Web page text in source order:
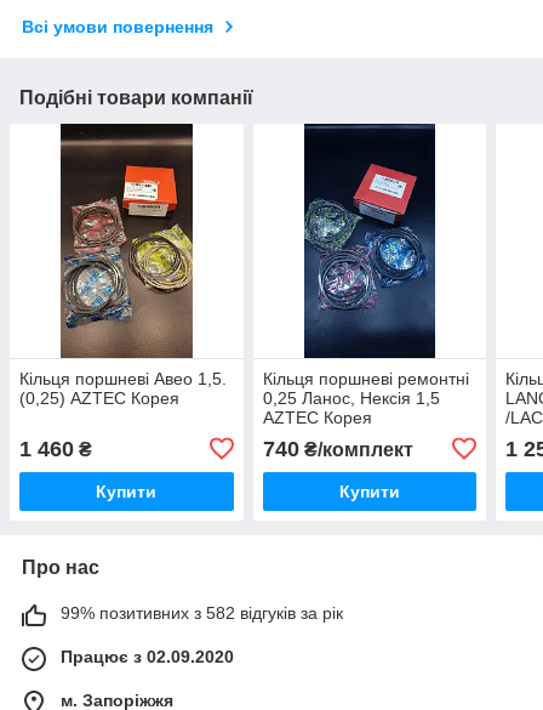
Всі умови повернення
Подібні товари компанії
Кільця поршневі Авео 1,5.
(0,25) AZTEC Корея
1 460 ₴
Купити
Кільця поршневі ремонтні
0,25 Ланос, Нексія 1,5
AZTEC Корея
740₴/комплект
Купити
/
1
Про нас
99% позитивних з 582 відгуків за рік
Працює з 02.09.2020
м. Запоріжжя